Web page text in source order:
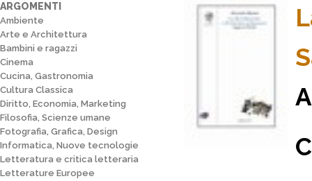
ARGOMENTI
Ambiente
Arte e Architettura
Bambini e ragazzi
Cinema
Cucina, Gastronomia
Cultura Classica
Diritto, Economia, Marketing
Filosofia, Scienze umane
Fotografia, Grafica, Design
Informatica, Nuove tecnologie
Letteratura e critica letteraria
Letterature Europee